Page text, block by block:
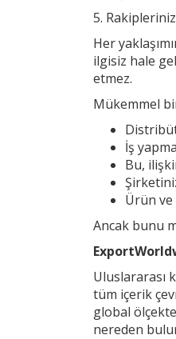
5.
Her
ilgisiz hale
etmez.
Mükemmel
İş
Bu,
Ürün
Ancak bunu
Uluslararası
tüm içerik
global
nereden